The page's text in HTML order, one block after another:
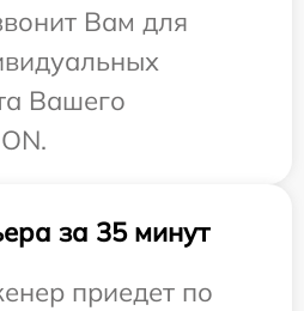
Вам для
Вашего
за 35 минут
приедет по